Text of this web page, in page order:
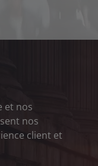
et nos
nos
client et